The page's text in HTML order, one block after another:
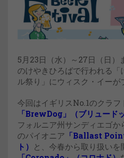
5月23日（水）～27日（日）
のけやきひろばで行われる
ル祭り」にウィスク・イーが
今回はイギリスNo.1のクラフ
「BrewDog」（ブリュード
フォルニア州サンディエゴ
のパイオニア 「Ballast
ト） と、今春から取り扱いを